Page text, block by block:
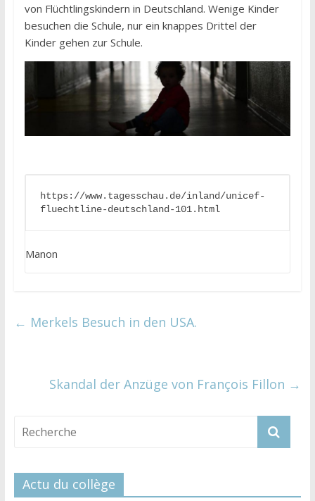
von Flüchtlingskindern in Deutschland. Wenige Kinder
besuchen die Schule, nur ein knappes Drittel der
Kinder gehen zur Schule.
https://www.tagesschau.de/inland/unicef-
fluechtline-deutschland-101.html
Manon
← Merkels Besuch in den USA.
Skandal der Anzüge von François Fillon →
Actu du collège